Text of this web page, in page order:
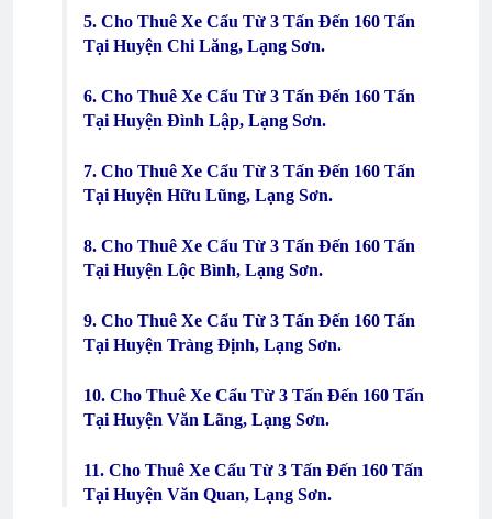
5. Cho Thuê Xe Cẩu Từ 3 Tấn Đến 160 Tấn
Tại Huyện Chi Lăng, Lạng Sơn.
6. Cho Thuê Xe Cẩu Từ 3 Tấn Đến 160 Tấn
Tại Huyện Đình Lập, Lạng Sơn.
7. Cho Thuê Xe Cẩu Từ 3 Tấn Đến 160 Tấn
Tại Huyện Hữu Lũng, Lạng Sơn.
8. Cho Thuê Xe Cẩu Từ 3 Tấn Đến 160 Tấn
Tại Huyện Lộc Bình, Lạng Sơn.
9. Cho Thuê Xe Cẩu Từ 3 Tấn Đến 160 Tấn
Tại Huyện Tràng Định, Lạng Sơn.
10. Cho Thuê Xe Cẩu Từ 3 Tấn Đến 160 Tấn
Tại Huyện Văn Lãng, Lạng Sơn.
11. Cho Thuê Xe Cẩu Từ 3 Tấn Đến 160 Tấn
Tại Huyện Văn Quan, Lạng Sơn.